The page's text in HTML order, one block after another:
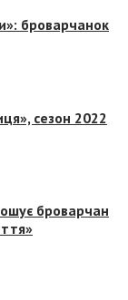
броварчанок
сезон 2022
броварчан